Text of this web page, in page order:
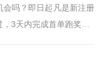
会吗？即日起凡是新注册
3天内完成首单跑奖励5